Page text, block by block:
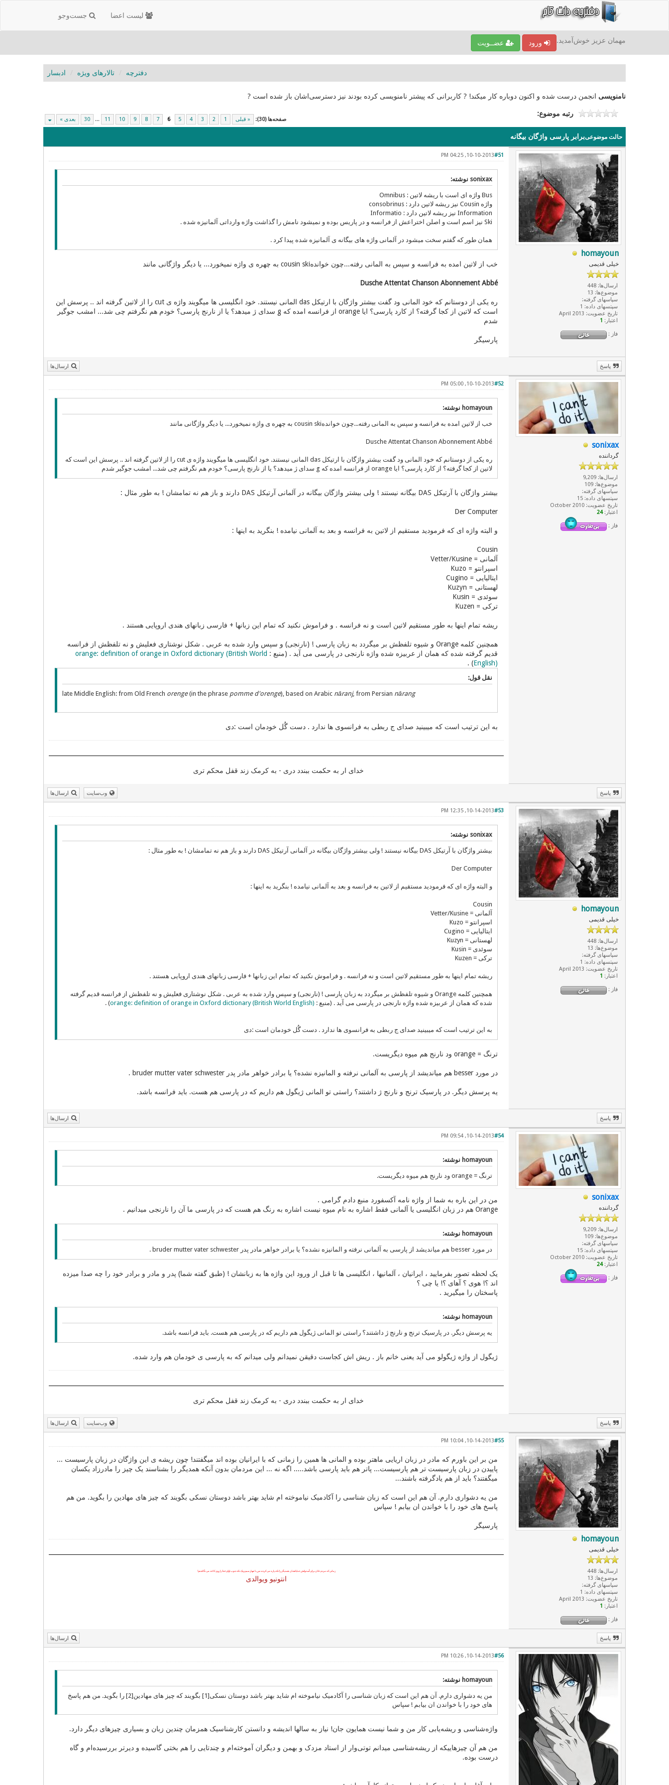
جست‌و‌جو لیست اعضا
ورود عضــویت مهمان عزیز خوش‌آمدید.
دفترچه تالارهای ویژه ادبسار
نامنویسی انجمن درست شده و اکنون دوباره کار میکند! ? کاربرانی که پیشتر نامنویسی کرده بودند نیز دسترسی‌اشان باز شده است ?
صفحه‌ها (30): « قبلی 1
2
3
4
5
6
7
8
9
10
11
...
30 بعدی »
رتبه موضوع:
حالت موضوعیبرابر پارسی واژگان بیگانه
homayoun
خیلی قدیمی
ارسال‌ها: 448
موضوع‌ها: 13
سپاسهای گرفته:
سپتسهای داده: 1
تاریخ عضویت: April 2013
اعتبار: 1
فاز :
#51
10-10-2013, 04:25 PM
sonixax نوشته:
Bus واژه ای است با ریشه لاتین : Omnibus
واژه Cousin نیز ریشه لاتین دارد : consobrinus
Information نیز ریشه لاتین دارد : Informatio
Ski نیز اسم است و اصلن اختراعش از فرانسه و در پاریس بوده و نمیشود نامش را گذاشت واژه وارداتی آلمانیزه شده .
همان طور که گفتم سخت میشود در آلمانی واژه های بیگانه ی آلمانیزه شده پیدا کرد .
خب از لاتین امده به فرانسه و سپس به المانی رفته...چون خواندهcousin ski به چهره ی واژه نمیخورد... یا دیگر واژگانی مانند
DuscheAttentatChansonAbonnementAbbé
ره یکی از دوستانم که خود المانی ود گفت بیشتر واژگان با ارتیکل das المانی نیستند. خود انگلیسی ها میگویند واژه ی cut را از لاتین گرفته اند .. پرسش این
است که لاتین از کجا گرفته؟ از کارد پارسی؟ ایا orange از فرانسه امده که g سدای ژ میدهد؟ یا از نارنج پارسی؟ خودم هم نگرفتم چی شد... امشب جوگیر
شدم
پارسیگر
ارسال‌ها پاسخ
sonixax
گرداننده
ارسال‌ها: 9,209
موضوع‌ها: 109
سپاسهای گرفته:
سپتسهای داده: 15
تاریخ عضویت: October 2010
اعتبار:24
فاز :
#52
10-10-2013, 05:00 PM
homayoun نوشته:
خب از لاتین امده به فرانسه و سپس به المانی رفته...چون خواندهcousin ski به چهره ی واژه نمیخورد... یا دیگر واژگانی مانند
Dusche Attentat Chanson Abonnement Abbé
ره یکی از دوستانم که خود المانی ود گفت بیشتر واژگان با ارتیکل das المانی نیستند. خود انگلیسی ها میگویند واژه ی cut را از لاتین گرفته اند .. پرسش این است که
لاتین از کجا گرفته؟ از کارد پارسی؟ ایا orange از فرانسه امده که g سدای ژ میدهد؟ یا از نارنج پارسی؟ خودم هم نگرفتم چی شد... امشب جوگیر شدم
بیشتر واژگان با آرتیکل DAS بیگانه نیستند ! ولی بیشتر واژگان بیگانه در آلمانی آرتیکل DAS دارند و باز هم نه تمامشان ! به طور مثال :
Der Computer
و البته واژه ای که فرمودید مستقیم از لاتین به فرانسه و بعد به آلمانی نیامده ! بنگرید به اینها :
Cousin
آلمانی = Vetter/Kusine
اسپرانتو = Kuzo
ایتالیایی = Cugino
لهستانی = Kuzyn
سوئدی = Kusin
ترکی = Kuzen
ریشه تمام اینها به طور مستقیم لاتین است و نه فرانسه . و فراموش نکنید که تمام این زبانها + فارسی زبانهای هندی اروپایی هستند .
همچنین کلمه Orange و شیوه تلفظش بر میگردد به زبان پارسی ! (نارنجی) و سپس وارد شده به عربی . شکل نوشتاری فعلیش و نه تلفظش از فرانسه
قدیم گرفته شده که همان از عربیزه شده واژه نارنجی در پارسی می آید . (منبع : orange: definition of orange in Oxford dictionary (British World
English)
) .
نقل قول:
late Middle English: from Old French orenge(in the phrase pomme d'orenge), based on Arabic nāranj, from Persian nārang
به این ترتیب است که میبینید صدای ج ربطی به فرانسوی ها ندارد . دست گُل خودمان است :دی
خدای ار به حکمت ببندد دری - به کرمک زند قفل محکم تری
وب‌سایت ارسال‌ها پاسخ
homayoun
خیلی قدیمی
ارسال‌ها: 448
موضوع‌ها: 13
سپاسهای گرفته:
سپتسهای داده: 1
تاریخ عضویت: April 2013
اعتبار: 1
فاز :
#53
10-14-2013, 12:35 PM
sonixax نوشته:
بیشتر واژگان با آرتیکل DAS بیگانه نیستند ! ولی بیشتر واژگان بیگانه در آلمانی آرتیکل DAS دارند و باز هم نه تمامشان ! به طور مثال :
Der Computer
و البته واژه ای که فرمودید مستقیم از لاتین به فرانسه و بعد به آلمانی نیامده ! بنگرید به اینها :
Cousin
آلمانی = Vetter/Kusine
اسپرانتو = Kuzo
ایتالیایی = Cugino
لهستانی = Kuzyn
سوئدی = Kusin
ترکی = Kuzen
ریشه تمام اینها به طور مستقیم لاتین است و نه فرانسه . و فراموش نکنید که تمام این زبانها + فارسی زبانهای هندی اروپایی هستند .
همچنین کلمه Orange و شیوه تلفظش بر میگردد به زبان پارسی ! (نارنجی) و سپس وارد شده به عربی . شکل نوشتاری فعلیش و نه تلفظش از فرانسه قدیم گرفته
شده که همان از عربیزه شده واژه نارنجی در پارسی می آید . (منبع : orange: definition of orange in Oxford dictionary (British World English)
) .
به این ترتیب است که میبینید صدای ج ربطی به فرانسوی ها ندارد . دست گُل خودمان است :دی
ترنگ = orange ود نارنج هم میوه دیگریست.
در مورد besser هم میاندیشد از پارسی به آلمانی نرفته و المانیزه نشده؟ یا برادر خواهر مادر پدر bruder mutter vater schwester .
یه پرسش دیگر. در پارسیک ترنج و نارنج ژ داشتند؟ راستی تو المانی ژیگول هم داریم که در پارسی هم هست. باید فرانسه باشد.
ارسال‌ها پاسخ
sonixax
گرداننده
ارسال‌ها: 9,209
موضوع‌ها: 109
سپاسهای گرفته:
سپتسهای داده: 15
تاریخ عضویت: October 2010
اعتبار:24
فاز :
#54
10-14-2013, 09:54 PM
homayoun نوشته:
ترنگ = orange ود نارنج هم میوه دیگریست.
من در این باره به شما از واژه نامه آکسفورد منبع دادم گرامی .
Orange هم در زبان انگلیسی یا آلمانی فقط اشاره به نام میوه نیست اشاره به رنگ هم هست که در پارسی ما آن را نارنجی میدانیم .
homayoun نوشته:
در مورد besser هم میاندیشد از پارسی به آلمانی نرفته و المانیزه نشده؟ یا برادر خواهر مادر پدر bruder mutter vater schwester .
یک لحظه تصور بفرمایید ، ایرانیان ، آلمانیها ، انگلیسی ها تا قبل از ورود این واژه ها به زبانشان ! (طبق گفته شما) پدر و مادر و برادر خود را چه صدا میزده
اند ؟! هوی ؟ آهای ؟! یا چی ؟
پاسختان را میگیرید .
homayoun نوشته:
یه پرسش دیگر. در پارسیک ترنج و نارنج ژ داشتند؟ راستی تو المانی ژیگول هم داریم که در پارسی هم هست. باید فرانسه باشد.
ژیگول از واژه ژیگولو می آید یعنی خانم باز . ریش اش کجاست دقیقن نمیدانم ولی میدانم که به پارسی ی خودمان هم وارد شده.
خدای ار به حکمت ببندد دری - به کرمک زند قفل محکم تری
وب‌سایت ارسال‌ها پاسخ
homayoun
خیلی قدیمی
ارسال‌ها: 448
موضوع‌ها: 13
سپاسهای گرفته:
سپتسهای داده: 1
تاریخ عضویت: April 2013
اعتبار: 1
فاز :
#55
10-14-2013, 10:04 PM
من بر این باورم که مادر در زبان اریایی ماهتر بوده و المانی ها همین را زمانی که با ایرانیان بوده اند میگفتند! چون ریشه ی این واژگان در زبان پارسیست ...
پاییدن در زبان پارسیست تر هم پارسیست... پاتر هم باید پارسی باشد..... اگه نه ... این مردمان بدون آنکه همدیگر را بشناسند یک چیز را مادرزاد یکسان
میگفتند؟ باید از هم یادگرفته باشند...
من یه دشواری دارم. آن هم این است که زبان شناسی را آکادمیک نیاموخته ام شاید بهتر باشد دوستان نسکی بگویند که چیز های مهادین را بگوید. من هم
پاسخ های خود را با خواندن ان بیابم ! سپاس
پارسیگر
زمانی که مردم نادان برای اُستوانش خدایانشان همدیگر را تکه پاره می کردندمن با چهار سیم و یک تکه چوب اوایخدارا روی کاغذ می نگاشتم!
انتونیو ویوالدی
ارسال‌ها پاسخ
#56
10-14-2013, 10:26 PM
homayoun نوشته:
من یه دشواری دارم. آن هم این است که زبان شناسی را آکادمیک نیاموخته ام شاید بهتر باشد دوستان نسکی[1] بگویند که چیز های مهادین[2] را بگوید. من هم پاسخ
های خود را با خواندن ان بیابم ! سپاس
واژه‌شناسی و ریشه‌یابی کار من و شما نیست همایون جان! نیاز به سالها اندیشه و دانستن کارشناسیک همزمان چندین زبان و بسیاری چیزهای دیگر دارد.
من هم آن چیزهاییکه از ریشه‌شناسی میدانم توتی‌وار از استاد مزدک و بهمن و دیگران آموخته‌ام و چندتایی را هم بختی گاسیده و دیرتر بررسیده‌ام و گاه
درست بوده.